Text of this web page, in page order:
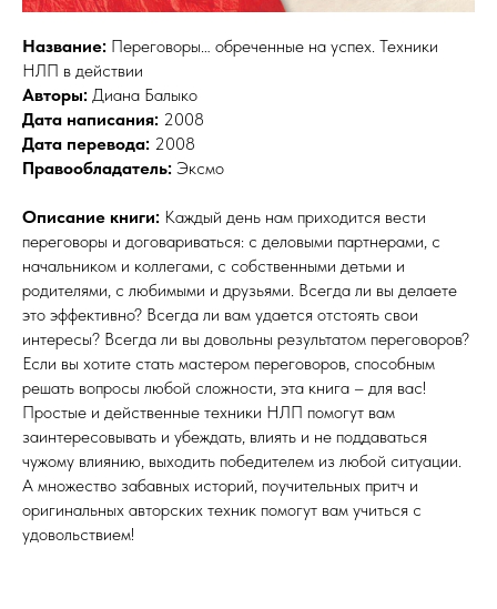
Название: Переговоры… обреченные на успех. Техники
НЛП в действии
Авторы: Диана Балыко
Дата написания: 2008
Дата перевода: 2008
Правообладатель: Эксмо
Описание книги: Каждый день нам приходится вести
переговоры и договариваться: с деловыми партнерами, с
начальником и коллегами, с собственными детьми и
родителями, с любимыми и друзьями. Всегда ли вы делаете
это эффективно? Всегда ли вам удается отстоять свои
интересы? Всегда ли вы довольны результатом переговоров?
Если вы хотите стать мастером переговоров, способным
решать вопросы любой сложности, эта книга – для вас!
Простые и действенные техники НЛП помогут вам
заинтересовывать и убеждать, влиять и не поддаваться
чужому влиянию, выходить победителем из любой ситуации.
А множество забавных историй, поучительных притч и
оригинальных авторских техник помогут вам учиться с
удовольствием!